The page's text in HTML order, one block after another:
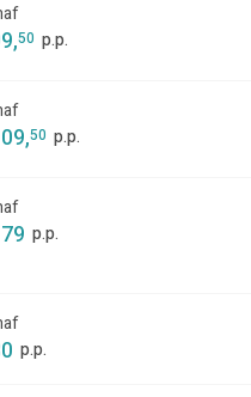
,50 p.p.
,50 p.p.
p.p.
p.p.